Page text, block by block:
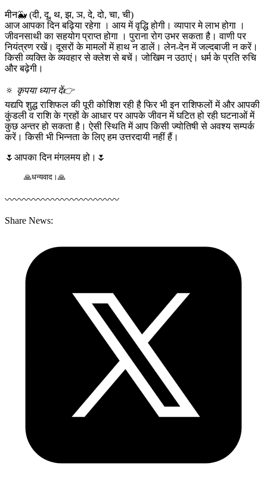
मीन🐳 (दी, दू, थ, झ, ञ, दे, दो, चा, ची)
आज आपका दिन बढ़िया रहेगा । आय में वृद्धि होगी। व्यापार मे लाभ होगा ।
जीवनसाथी का सहयोग प्राप्त होगा । पुराना रोग उभर सकता है। वाणी पर
नियंत्रण रखें। दूसरों के मामलों में हाथ न डालें। लेन-देन में जल्दबाजी न करें।
किसी व्यक्ति के व्यवहार से क्लेश से बचें। जोखिम न उठाएं। धर्म के प्रति रुचि
और बढ़ेगी।
🔅 कृपया ध्यान दें👉
यद्यपि शुद्ध राशिफल की पूरी कोशिश रही है फिर भी इन राशिफलों में और आपकी
कुंडली व राशि के ग्रहों के आधार पर आपके जीवन में घटित हो रही घटनाओं में
कुछ अन्तर हो सकता है। ऐसी स्थिति में आप किसी ज्योतिषी से अवश्य सम्पर्क
करें। किसी भी भिन्नता के लिए हम उत्तरदायी नहीं हैं।
🌷आपका दिन मंगलमय हो।🌷
    🙏धन्यवाद।🙏
〰〰〰〰〰〰〰〰〰〰〰〰
Share News: